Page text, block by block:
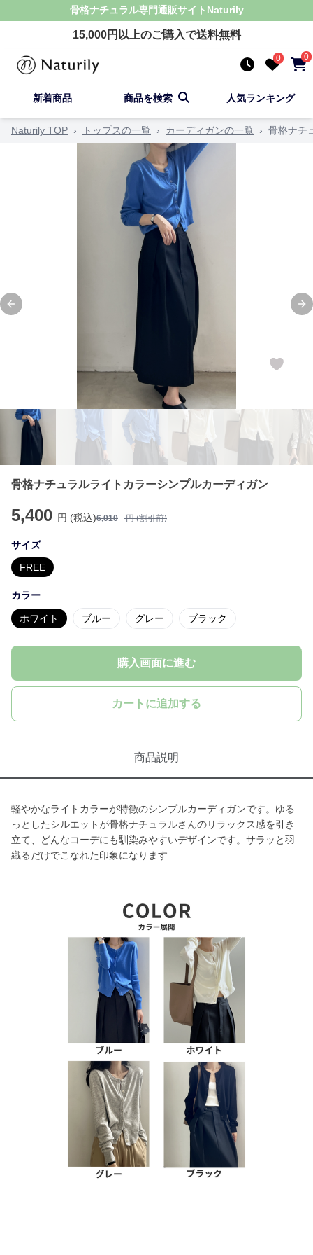
骨格ナチュラル専門通販サイト Naturily
15,000円以上のご購入で送料無料
0 0
新着商品 商品を検索 人気ランキング
Naturily TOP › トップスの一覧 › カーディガンの一覧 › 骨格ナチ
Previous slide
骨格ナチュラルライトカラーシンプルカーディガン
5,400 円 (税込)6,010 円 (割引前)
サイズ
FREE
カラー
ホワイト ブルー グレー ブラック
購入画面に進む
カートに追加する
商品説明
軽やかなライトカラーが特徴のシンプルカーディガンです。ゆる
っとしたシルエットが骨格ナチュラルさんのリラックス感を引き
立て、どんなコーデにも馴染みやすいデザインです。サラッと羽
織るだけでこなれた印象になります